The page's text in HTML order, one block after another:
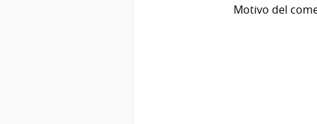
Motivo del